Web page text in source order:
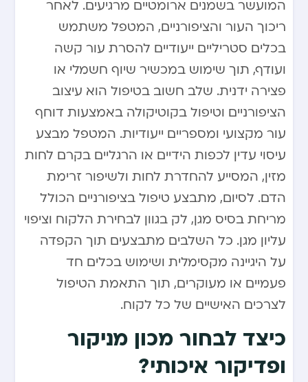
המועשר בשמנים ארומטיים מרגיעים. לאחר
ריכוך העור והציפורניים, המטפל משתמש
בכלים סטריליים ייעודיים להסרת עור קשה
ועודף, תוך שימוש במכשיר שיוף חשמלי או
פצירה ידנית. שלב חשוב בטיפול הוא עיצוב
הציפורניים וטיפול בקוטיקולה באמצעות דוחף
עור מקצועי ומספריים ייעודיות. המטפל מבצע
עיסוי עדין לכפות הידיים או הרגליים בקרם לחות
מזין, המסייע להחדרת לחות ולשיפור זרימת
הדם. לסיום, מתבצע טיפול בציפורניים הכולל
מריחת בסיס מגן, לק בגוון לבחירת הלקוח וציפוי
עליון מגן. כל השלבים מתבצעים תוך הקפדה
על היגיינה מקסימלית ושימוש בכלים חד
פעמיים או מעוקרים, תוך התאמת הטיפול
לצרכים האישיים של כל לקוח.
כיצד לבחור מכון מניקור
ופדיקור איכותי?